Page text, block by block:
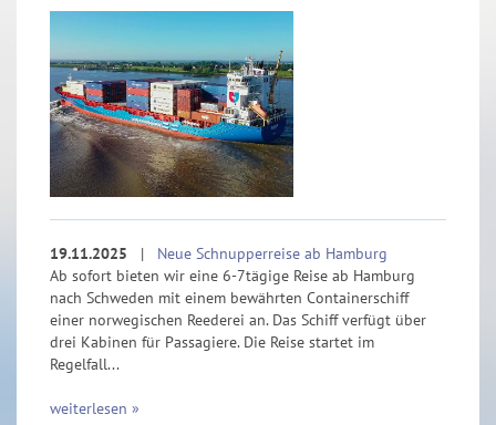
19.11.2025 | Neue Schnupperreise ab Hamburg
Ab sofort bieten wir eine 6-7tägige Reise ab Hamburg
nach Schweden mit einem bewährten Containerschiff
einer norwegischen Reederei an. Das Schiff verfügt über
drei Kabinen für Passagiere. Die Reise startet im
Regelfall...
weiterlesen »